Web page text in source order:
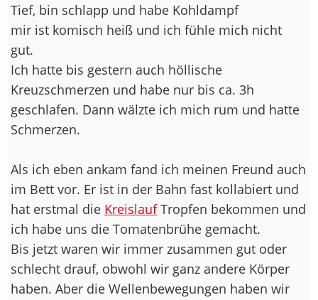
Tief, bin schlapp und habe Kohldampf
mir ist komisch heiß und ich fühle mich nicht
gut.
Ich hatte bis gestern auch höllische
Kreuzschmerzen und habe nur bis ca. 3h
geschlafen. Dann wälzte ich mich rum und hatte
Schmerzen.
Als ich eben ankam fand ich meinen Freund auch
im Bett vor. Er ist in der Bahn fast kollabiert und
hat erstmal die KreislaufTropfen bekommen und
ich habe uns die Tomatenbrühe gemacht.
Bis jetzt waren wir immer zusammen gut oder
schlecht drauf, obwohl wir ganz andere Körper
haben. Aber die Wellenbewegungen haben wir